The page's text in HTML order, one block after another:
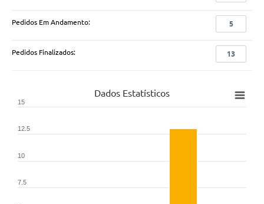
Pedidos Em Andamento: 5
Pedidos Finalizados: 13
Dados Estatísticos
7.5
10
12.5
15